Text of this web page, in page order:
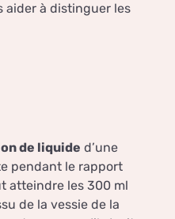
aider à distinguer les
de liquide d’une
pendant le rapport
atteindre les 300 ml
de la vessie de la